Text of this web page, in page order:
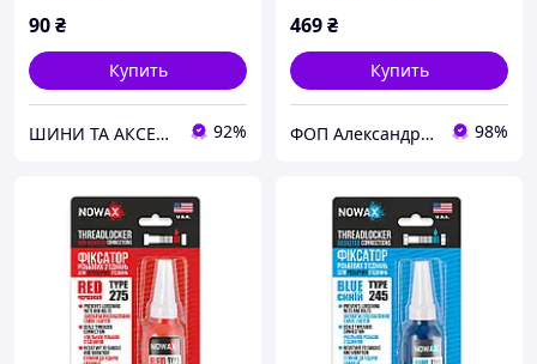
90₴
Купить
ШИНИ ТА АКСЕСУАРИ ДЛЯ ВСІХ ВИДІВ ТЕХНІКИ 92%
469₴
Купить
ФОП Александрова Ірина Анатоліївна 98%